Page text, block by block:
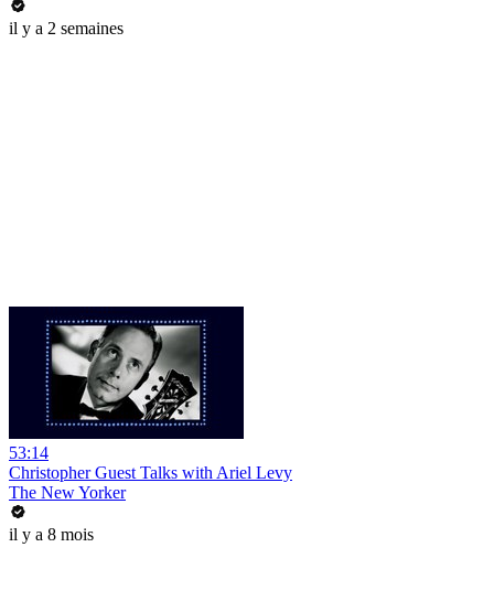
il y a 2 semaines
53:14
Christopher Guest Talks with Ariel Levy
The New Yorker
il y a 8 mois